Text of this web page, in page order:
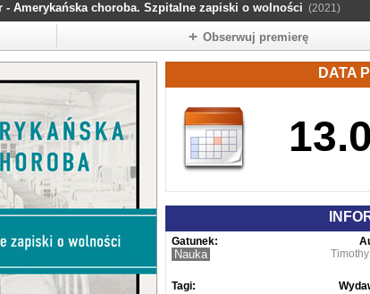
- Amerykańska choroba. Szpitalne zapiski o wolności (2021)
Obserwuj premierę
DATA
Gatunek:
Nauka
Tagi: